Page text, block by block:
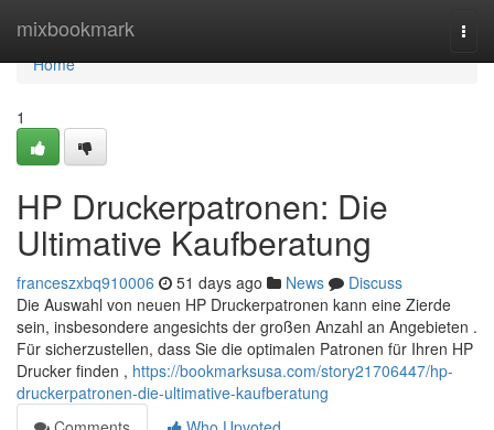
mixbookmark
Home
Home
1
HP Druckerpatronen: Die
Ultimative Kaufberatung
franceszxbq910006 51 days ago News
Discuss
Die Auswahl von neuen HP Druckerpatronen kann eine Zierde
sein, insbesondere angesichts der großen Anzahl an Angebieten .
Für sicherzustellen, dass Sie die optimalen Patronen für Ihren HP
Drucker finden , https://bookmarksusa.com/story21706447/hp-
druckerpatronen-die-ultimative-kaufberatung